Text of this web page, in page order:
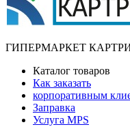
ГИПЕРМАРКЕТ
Каталог товаров
Как заказать
корпоративным
Заправка
Услуга MPS